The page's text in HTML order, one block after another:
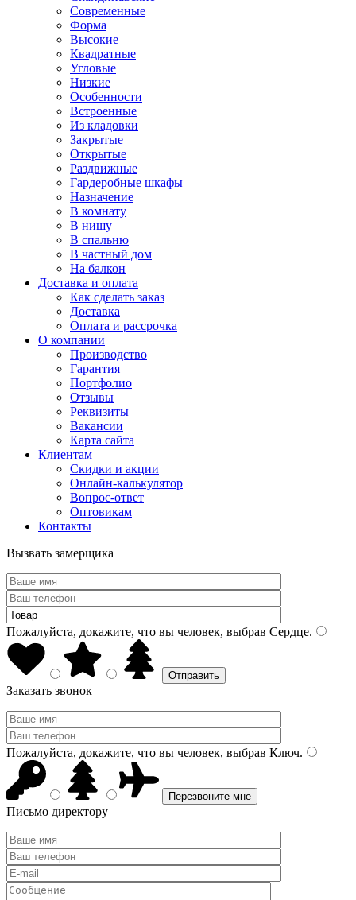
Современные
Форма
Высокие
Квадратные
Угловые
Низкие
Особенности
Встроенные
Из кладовки
Закрытые
Открытые
Раздвижные
Гардеробные шкафы
Назначение
В комнату
В нишу
В спальню
В частный дом
На балкон
Доставка и оплата
Как сделать заказ
Доставка
Оплата и рассрочка
О компании
Производство
Гарантия
Портфолио
Отзывы
Реквизиты
Вакансии
Карта сайта
Клиентам
Скидки и акции
Онлайн-калькулятор
Вопрос-ответ
Оптовикам
Контакты
Вызвать замерщика
Пожалуйста, докажите, что вы человек, выбрав Сердце.
Заказать звонок
Пожалуйста, докажите, что вы человек, выбрав Ключ.
Письмо директору